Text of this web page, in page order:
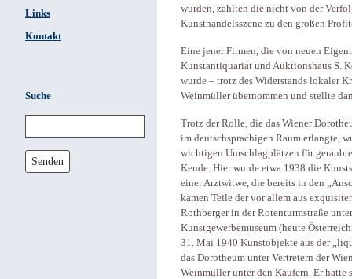
Links
Kontakt
Suche
Senden
wurden, zählten die nicht von der
Kunsthandelsszene zu den großen
Eine jener Firmen, die von neuen
Kunstantiquariat und Auktionshaus S.
wurde – trotz des Widerstands lokaler
Weinmüller übernommen und stellte
Trotz der Rolle, die das Wiener
im deutschsprachigen Raum erlangte,
wichtigen Umschlagplätzen für
Kende. Hier wurde etwa 1938 die
einer Arztwitwe, die bereits in den
kamen Teile der vor allem aus
Rothberger in der Rotenturmstraße
Kunstgewerbemuseum (heute
31. Mai 1940 Kunstobjekte aus der
das Dorotheum unter Vertretern der
Weinmüller unter den Käufern. Er